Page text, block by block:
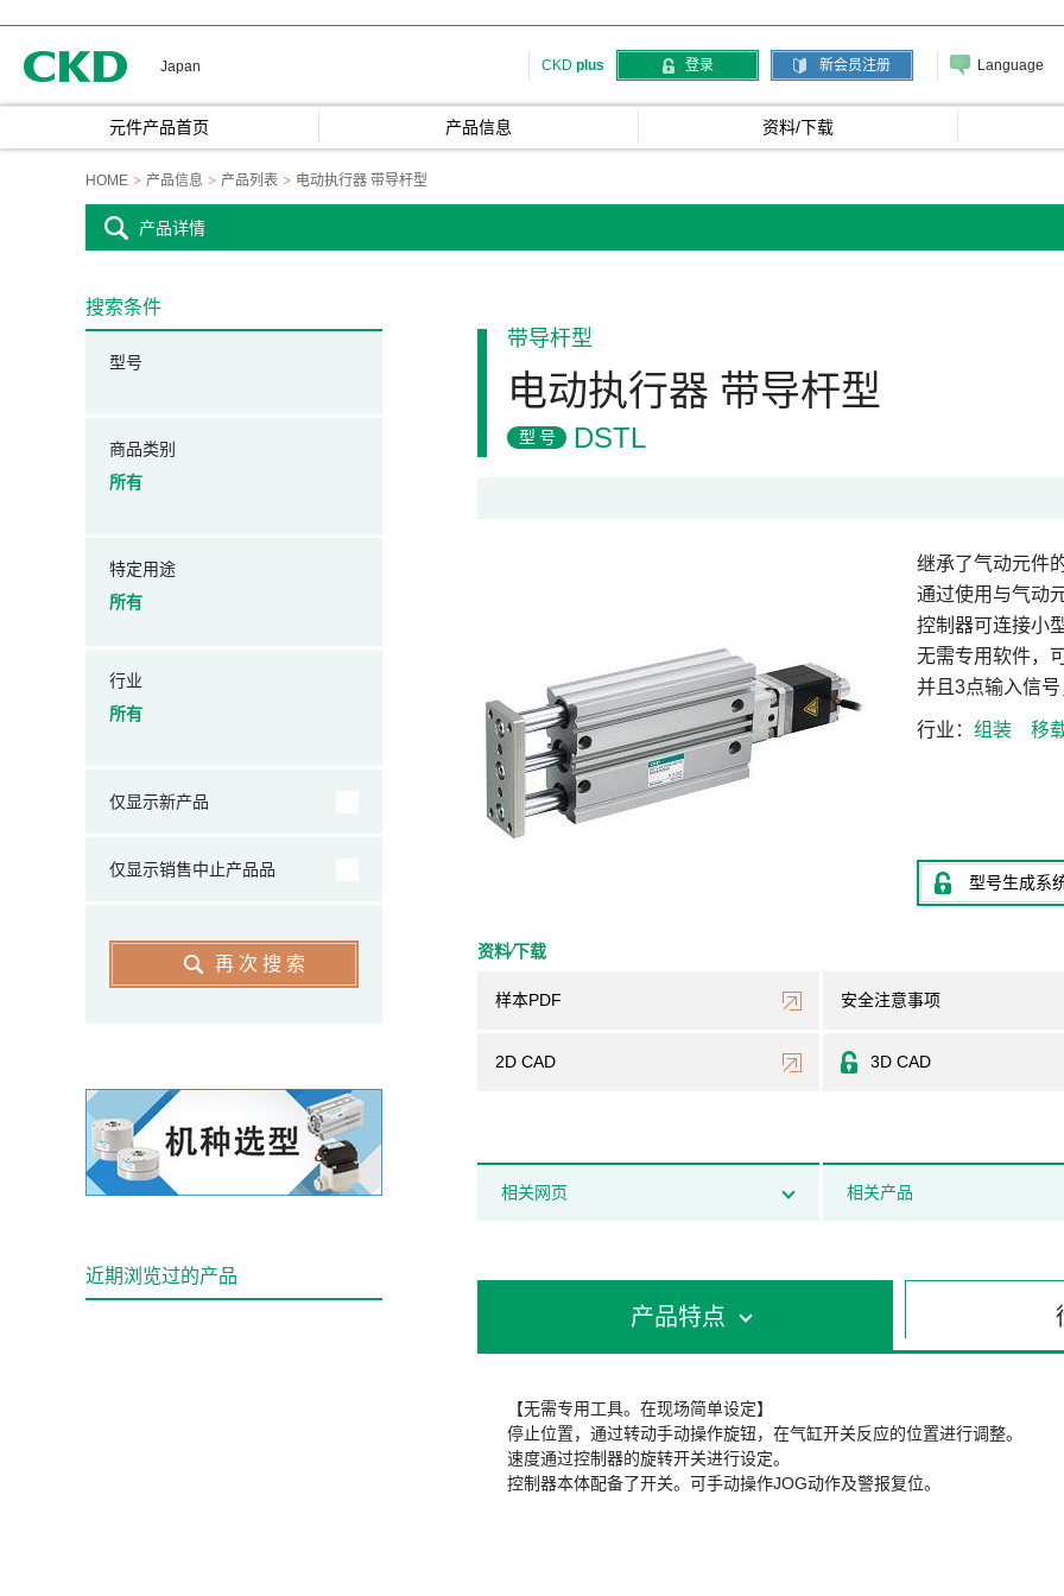
Japan CKD plus 登录 新会员注册 Language
元件产品首页 产品信息 资料/下载
HOME 产品信息 产品列表 电动执行器 带导杆型
产品详情
带导杆型
电动执行器 带导杆型
型号 DSTL
继承了气动元件
通过使用与气动
控制器可连接小
无需专用软件，
并且3点输入信
行业 组装 移
型号生成系
资料⁄下载
样本PDF 安全注意事项
2D CAD 3D CAD
相关网页 相关产品
产品特点
【无需专用工具。在现场简单设定】
停止位置，通过转动手动操作旋钮，在气缸开关反应的位置进行调整。
速度通过控制器的旋转开关进行设定。
控制器本体配备了开关。可手动操作JOG动作及警报复位。
搜索条件
型号
商品类别
所有
特定用途
所有
行业
所有
仅显示新产品
仅显示销售中止产品品
再次搜索
近期浏览过的产品